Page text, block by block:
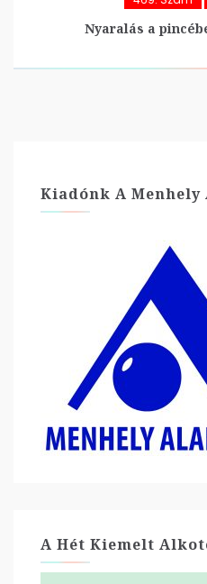
Nyaralás a
Kiadónk A
A Hét Kiemelt